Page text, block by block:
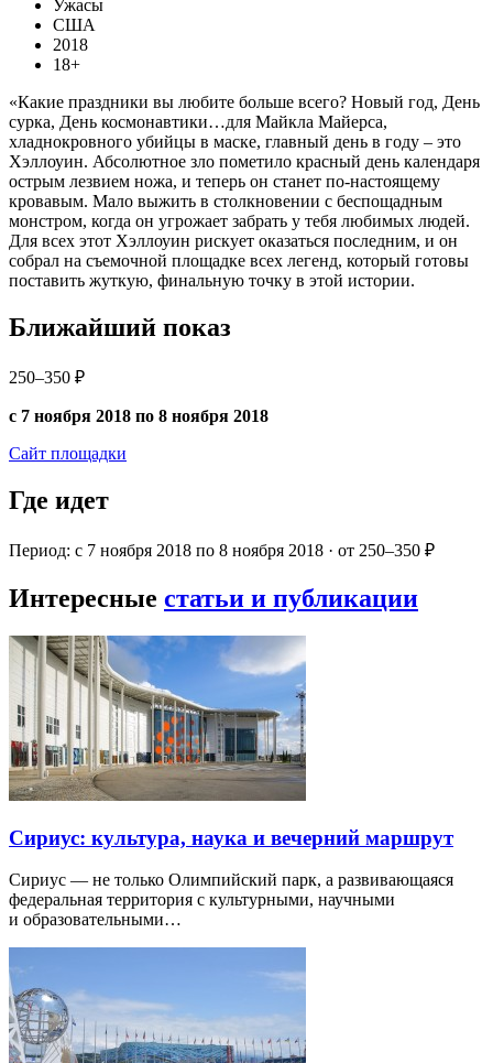
Ужасы
США
2018
18+
«Какие праздники вы любите больше всего? Новый год, День
сурка, День космонавтики…для Майкла Майерса,
хладнокровного убийцы в маске, главный день в году – это
Хэллоуин. Абсолютное зло пометило красный день календаря
острым лезвием ножа, и теперь он станет по-настоящему
кровавым. Мало выжить в столкновении с беспощадным
монстром, когда он угрожает забрать у тебя любимых людей.
Для всех этот Хэллоуин рискует оказаться последним, и он
собрал на съемочной площадке всех легенд, который готовы
поставить жуткую, финальную точку в этой истории.
Ближайший показ
250–350 ₽
с 7 ноября 2018 по 8 ноября 2018
Сайт площадки
Где идет
Период: с 7 ноября 2018 по 8 ноября 2018 · от 250–350 ₽
Интересные статьи и публикации
Сириус: культура, наука и вечерний маршрут
Сириус — не только Олимпийский парк, а развивающаяся
федеральная территория с культурными, научными
и образовательными…